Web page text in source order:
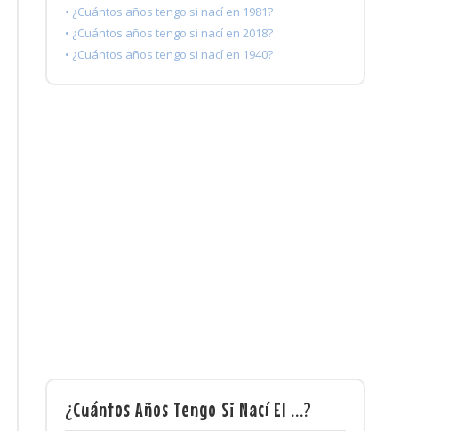
• ¿Cuántos años tengo si nací en 1981?
• ¿Cuántos años tengo si nací en 2018?
• ¿Cuántos años tengo si nací en 1940?
¿Cuántos Años Tengo Si Nací El ...?